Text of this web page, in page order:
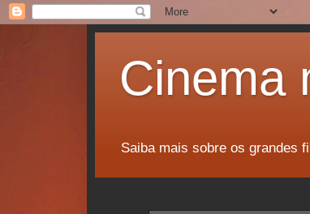
Cinema
Saiba mais sobre os grandes